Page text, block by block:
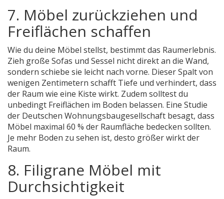
7. Möbel zurückziehen und
Freiflächen schaffen
Wie du deine Möbel stellst, bestimmt das Raumerlebnis.
Zieh große Sofas und Sessel nicht direkt an die Wand,
sondern schiebe sie leicht nach vorne. Dieser Spalt von
wenigen Zentimetern schafft Tiefe und verhindert, dass
der Raum wie eine Kiste wirkt. Zudem solltest du
unbedingt Freiflächen im Boden belassen. Eine Studie
der Deutschen Wohnungsbaugesellschaft besagt, dass
Möbel maximal 60 % der Raumfläche bedecken sollten.
Je mehr Boden zu sehen ist, desto größer wirkt der
Raum.
8. Filigrane Möbel mit
Durchsichtigkeit